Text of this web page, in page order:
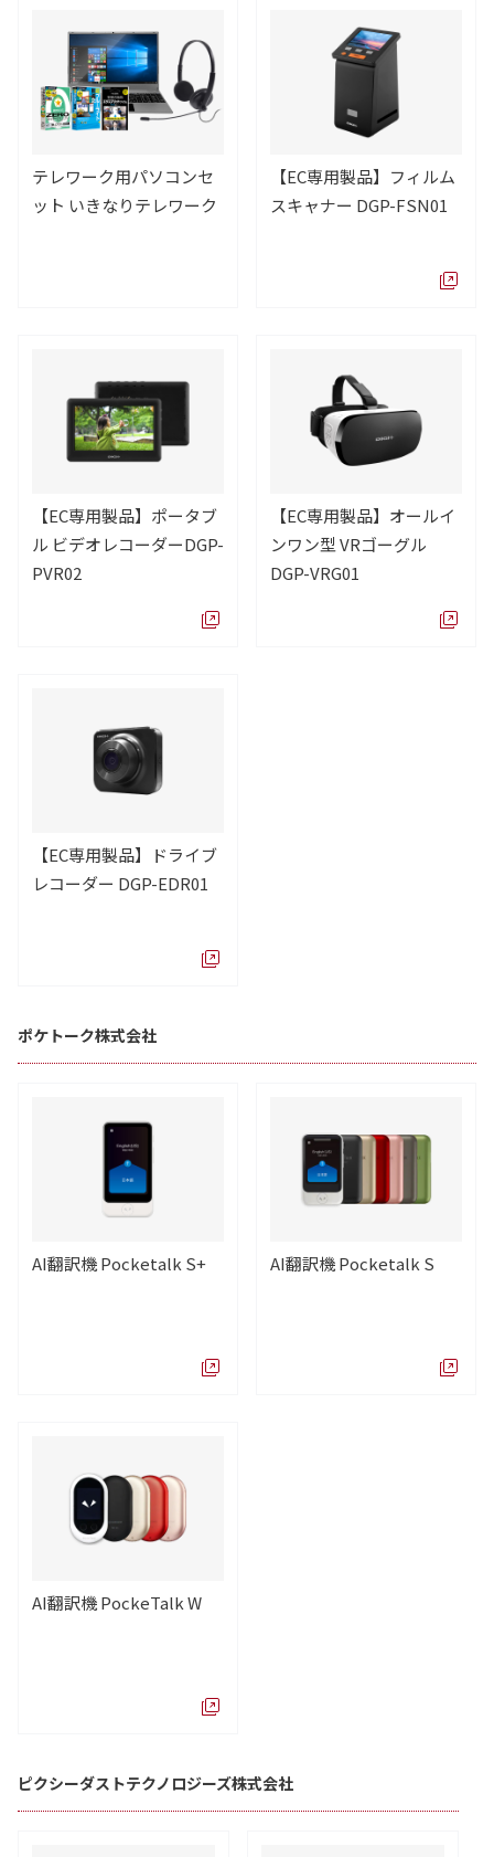
テレワーク用パソコンセ
ット いきなりテレワーク
【EC専用製品】フィルム
スキャナー DGP-FSN01
【EC専用製品】ポータブ
ル ビデオレコーダーDGP-
PVR02
【EC専用製品】オールイ
ンワン型 VRゴーグル
DGP-VRG01
【EC専用製品】ドライブ
レコーダー DGP-EDR01
ポケトーク株式会社
AI翻訳機 Pocketalk S+ AI翻訳機 Pocketalk S
AI翻訳機 PockeTalk W
ピクシーダストテクノロジーズ株式会社